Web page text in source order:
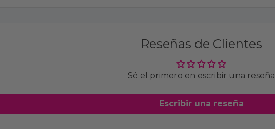
Reseñas de Clientes
Sé el primero en escribir una reseña
Escribir una reseña